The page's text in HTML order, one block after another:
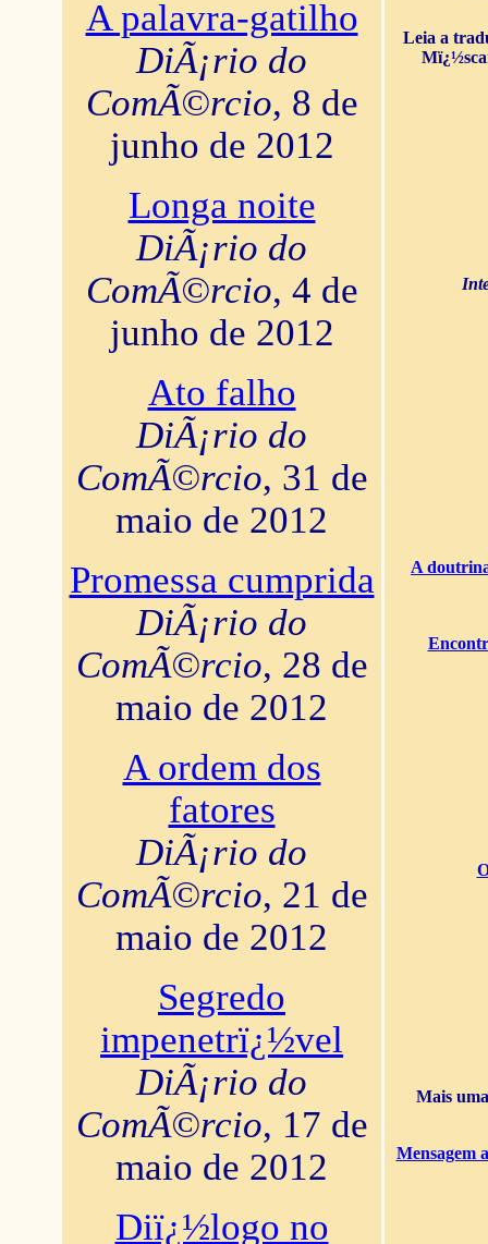
A palavra-gatilho
DiÃ¡rio do
ComÃ©rcio, 8 de
junho de 2012
Longa noite
DiÃ¡rio do
ComÃ©rcio, 4 de
junho de 2012
Ato falho
DiÃ¡rio do
ComÃ©rcio, 31 de
maio de 2012
Promessa cumprida
DiÃ¡rio do
ComÃ©rcio, 28 de
maio de 2012
A ordem dos
fatores
DiÃ¡rio do
ComÃ©rcio, 21 de
maio de 2012
Segredo
impenetrï¿½vel
DiÃ¡rio do
ComÃ©rcio, 17 de
maio de 2012
Diï¿½logo no
Leia a
A
Mais
Mensagem